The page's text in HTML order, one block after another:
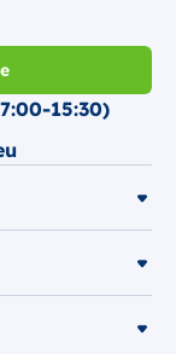
15:30)